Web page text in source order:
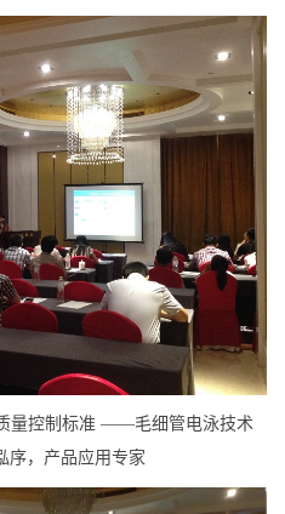
量控制标准 ——毛细管电泳技术
序，产品应用专家